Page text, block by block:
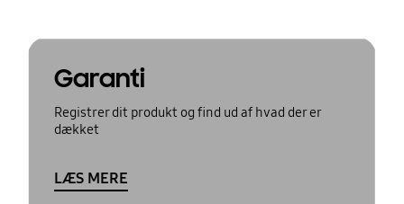
Garanti
Registrer dit produkt og find ud af hvad der er
dækket
LÆS MERE